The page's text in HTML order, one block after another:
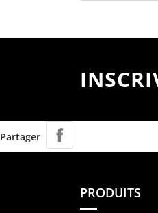
Partager
PRODUITS